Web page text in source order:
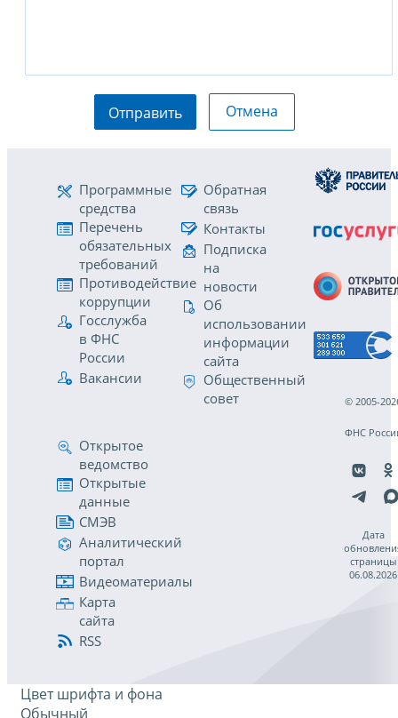
Отправить Отмена
Программные
средства
Перечень
обязательных
требований
Противодействие
коррупции
Госслужба
в ФНС
России
Вакансии
Обратная
связь
Контакты
Подписка
на
новости
Об
использовании
информации
сайта
Общественный
совет
Открытое
ведомство
Открытые
данные
СМЭВ
Аналитический
портал
Видеоматериалы
Карта
сайта
RSS
© 2005-
ФНС
Дата
страницы
06.08.2026
Цвет шрифта и фона
Обычный